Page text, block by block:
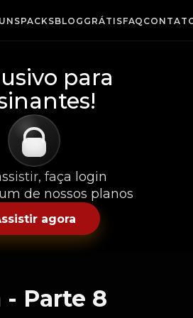
PACKSBLOG GRÁTISFAQ
para
faça login
de nossos planos
agora
- Parte 8